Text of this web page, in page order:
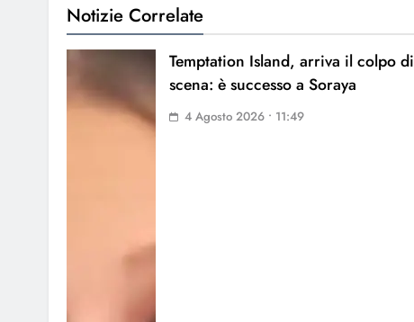
Notizie Correlate
Temptation Island, arriva il colpo di
scena: è successo a Soraya
4 Agosto 2026 • 11:49